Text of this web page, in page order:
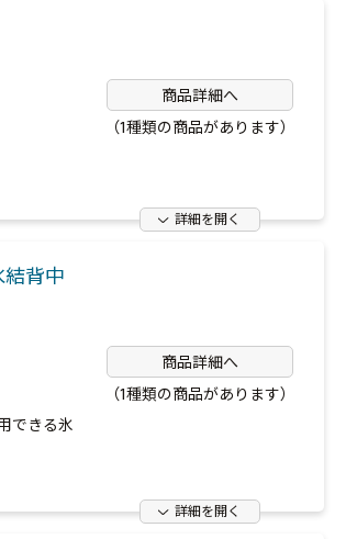
商品詳細へ
（1種類の商品があります）
詳細を開く
背中
商品詳細へ
（1種類の商品があります）
できる氷
詳細を開く